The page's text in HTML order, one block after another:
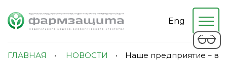
Eng
ГЛАВНАЯ • НОВОСТИ •
Наше предприятие – в